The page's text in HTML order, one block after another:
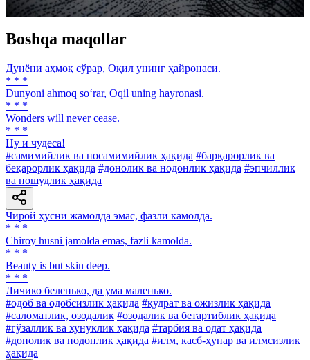
Boshqa maqollar
Дунёни аҳмоқ сўрар, Оқил унинг ҳайронаси.
* * *
Dunyoni ahmoq so‘rar, Oqil uning hayronasi.
* * *
Wonders will never cease.
* * *
Ну и чудеса!
#самимийлик ва носамимийлик ҳақида #барқарорлик ва
беқарорлик ҳақида #донолик ва нодонлик ҳақида #эпчиллик
ва ношудлик ҳақида
Чирой ҳусни жамолда эмас, фазли камолда.
* * *
Chiroy husni jamolda emas, fazli kamolda.
* * *
Beauty is but skin deep.
* * *
Личико беленько, да ума маленько.
#одоб ва одобсизлик ҳақида #қудрат ва ожизлик ҳақида
#саломатлик, озодалик #озодалик ва бетартиблик ҳақида
#гўзаллик ва хунуклик ҳақида #тарбия ва одат ҳақида
#донолик ва нодонлик ҳақида #илм, касб-ҳунар ва илмсизлик
ҳақида